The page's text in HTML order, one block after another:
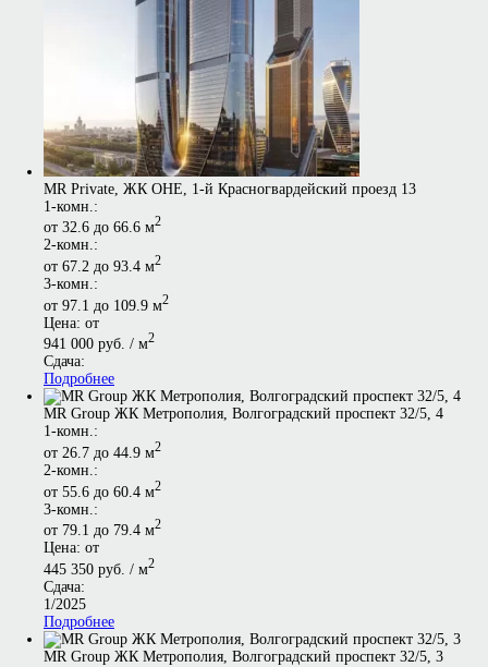
MR Private, ЖК ОНЕ, 1-й Красногвардейский проезд 13
1-комн.:
от 32.6 до 66.6 м2
2-комн.:
от 67.2 до 93.4 м2
3-комн.:
от 97.1 до 109.9 м2
Цена: от
941 000 руб. / м2
Сдача:
Подробнее
MR Group ЖК Метрополия, Волгоградский проспект 32/5, 4
1-комн.:
от 26.7 до 44.9 м2
2-комн.:
от 55.6 до 60.4 м2
3-комн.:
от 79.1 до 79.4 м2
Цена: от
445 350 руб. / м2
Сдача:
1/2025
Подробнее
MR Group ЖК Метрополия, Волгоградский проспект 32/5, 3